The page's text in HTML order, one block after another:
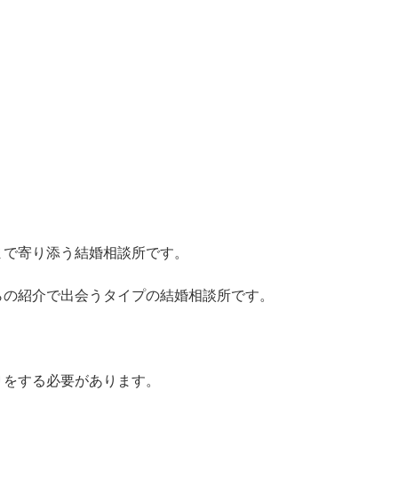
寄り添う結婚相談所です。
紹介で出会うタイプの結婚相談所です。
する必要があります。